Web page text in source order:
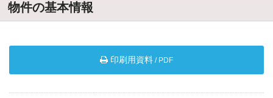
物件の基本情報
印刷用資料 / PDF